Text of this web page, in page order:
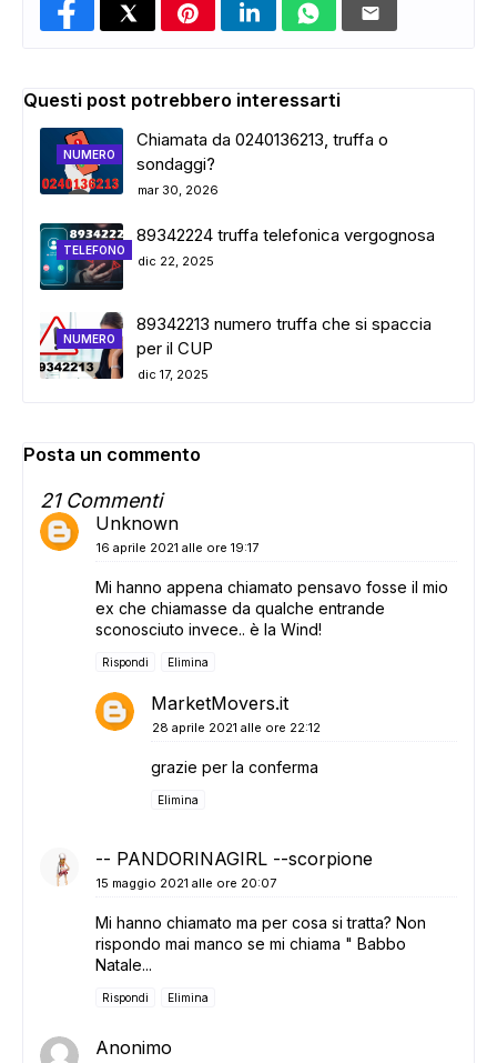
Questi post potrebbero interessarti
NUMERO
Chiamata da 0240136213, truffa o
sondaggi?
mar 30, 2026
TELEFONO
89342224 truffa telefonica vergognosa
dic 22, 2025
NUMERO
89342213 numero truffa che si spaccia
per il CUP
dic 17, 2025
Posta un commento
21 Commenti
Unknown
16 aprile 2021 alle ore 19:17
Mi hanno appena chiamato pensavo fosse il mio
ex che chiamasse da qualche entrande
sconosciuto invece.. è la Wind!
Rispondi Elimina
MarketMovers.it
28 aprile 2021 alle ore 22:12
grazie per la conferma
Elimina
-- PANDORINAGIRL --scorpione
15 maggio 2021 alle ore 20:07
Mi hanno chiamato ma per cosa si tratta? Non
rispondo mai manco se mi chiama " Babbo
Natale...
Rispondi Elimina
Anonimo